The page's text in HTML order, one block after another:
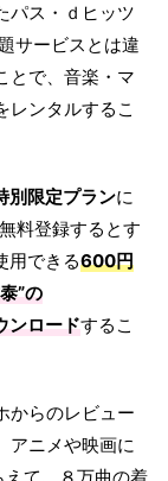
パス・ｄヒッツ
サービスとは違
とで、音楽・マ
レンタルするこ
別限定プランに
料登録するとす
用できる600円
”の
ンロードするこ
からのレビュー
アニメや映画に